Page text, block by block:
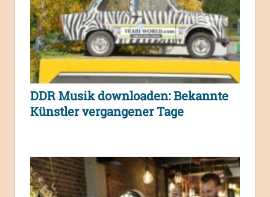
DDR Musik downloaden: Bekannte
Künstler vergangener Tage